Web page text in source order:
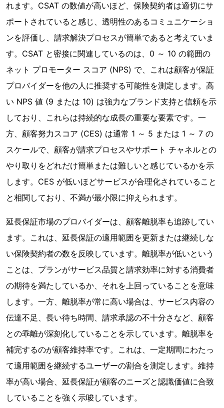
れます。CSAT の数値が高いほど、保険契約者は適切にサ
ポートされていると感じ、透明性のあるコミュニケーショ
ンを評価し、請求解決プロセスが簡単であると考えていま
す。CSAT と密接に関連しているのは、0 ～ 10 の範囲の
ネット プロモーター スコア (NPS) で、これは顧客が保証
プロバイダーを他の人に推奨する可能性を測定します。高
い NPS 値 (9 または 10) は強力なブランド支持と信頼を示
しており、これらは持続的な成長の重要な要素です。一
方、顧客努力スコア (CES) は通常 1 ～ 5 または 1 ～ 7 の
スケールで、顧客が請求プロセスやサポート チャネルとの
やり取りをどれだけ簡単または難しいと感じているかを示
します。CES が低いほどサービスが合理化されていること
と相関しており、不満が最小限に抑えられます。
延長保証市場のプロバイダーは、顧客離脱率も追跡してい
ます。これは、延長保証の適用範囲を更新または継続しな
い保険契約者の数を反映しています。離脱率が低いという
ことは、プランがサービス品質と請求効率に対する消費者
の期待を満たしているか、それを上回っていることを意味
します。一方、離脱率が常に高い場合は、サービス内容の
伝達不足、長い待ち時間、請求承認の不十分さなど、顧客
との乖離が深刻化していることを示しています。離脱率を
補完するのが顧客維持率です。これは、一定期間にわたっ
て適用範囲を継続するユーザーの割合を測定します。維持
率が高い場合、延長保証が顧客のニーズと認識価値に合致
していることを強く示唆しています。